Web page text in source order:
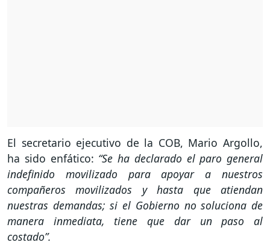
El secretario ejecutivo de la COB, Mario Argollo,
ha sido enfático: “Se ha declarado el paro general
indefinido movilizado para apoyar a nuestros
compañeros movilizados y hasta que atiendan
nuestras demandas; si el Gobierno no soluciona de
manera inmediata, tiene que dar un paso al
costado”.